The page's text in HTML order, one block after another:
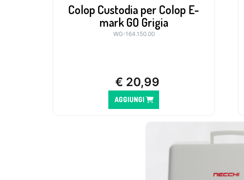
Colop Custodia per Colop E-
mark GO Grigia
WG-164.150.00
€ 20,99
AGGIUNGI